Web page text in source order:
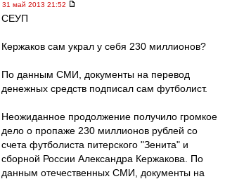
31 май 2013 21:52
СЕУП
Кержаков сам украл у себя 230 миллионов?
По данным СМИ, документы на перевод
денежных средств подписал сам футболист.
Неожиданное продолжение получило громкое
дело о пропаже 230 миллионов рублей со
счета футболиста питерского "Зенита" и
сборной России Александра Кержакова. По
данным отечественных СМИ, документы на